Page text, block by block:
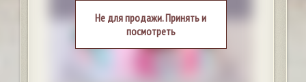
Не для продажи. Принять и
посмотреть